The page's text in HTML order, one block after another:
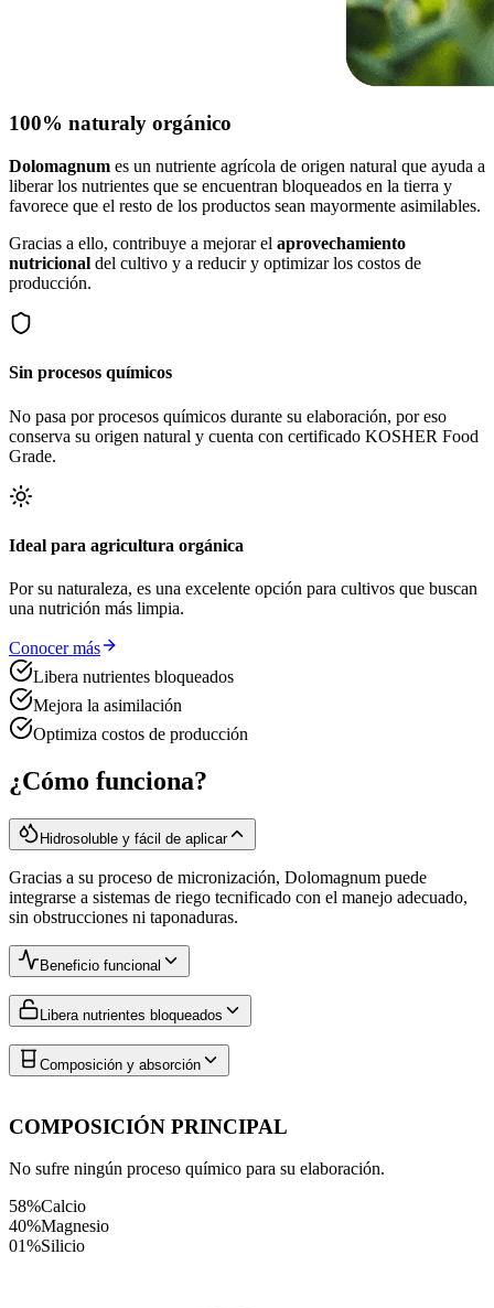
100% naturaly orgánico
Dolomagnum es un nutriente agrícola de origen natural que ayuda a
liberar los nutrientes que se encuentran bloqueados en la tierra y
favorece que el resto de los productos sean mayormente asimilables.
Gracias a ello, contribuye a mejorar el aprovechamiento
nutricional del cultivo y a reducir y optimizar los costos de
producción.
Sin procesos químicos
No pasa por procesos químicos durante su elaboración, por eso
conserva su origen natural y cuenta con certificado KOSHER Food
Grade.
Ideal para agricultura orgánica
Por su naturaleza, es una excelente opción para cultivos que buscan
una nutrición más limpia.
Conocer más
Libera nutrientes bloqueados
Mejora la asimilación
Optimiza costos de producción
¿Cómo funciona?
Hidrosoluble y fácil de aplicar
Gracias a su proceso de micronización, Dolomagnum puede
integrarse a sistemas de riego tecnificado con el manejo adecuado,
sin obstrucciones ni taponaduras.
Beneficio funcional
Libera nutrientes bloqueados
Composición y absorción
COMPOSICIÓN PRINCIPAL
No sufre ningún proceso químico para su elaboración.
58%Calcio
40%Magnesio
01%Silicio